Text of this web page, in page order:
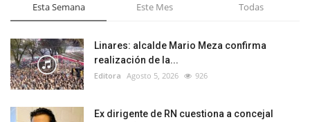
Esta Semana Este Mes Todas
Linares: alcalde Mario Meza confirma
realización de la...
Editora Agosto 5, 2026 926
Ex dirigente de RN cuestiona a concejal